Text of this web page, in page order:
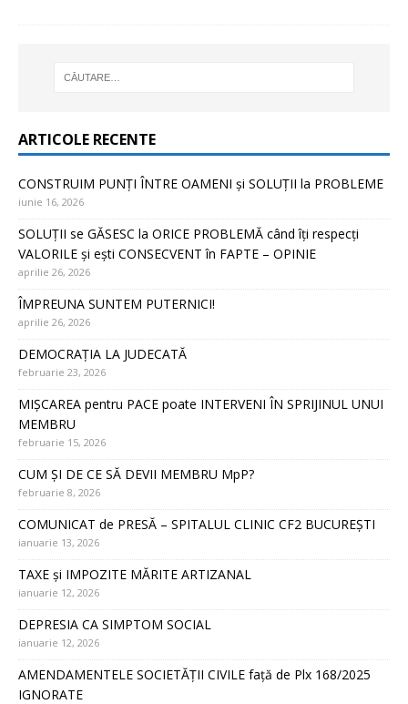
ARTICOLE RECENTE
CONSTRUIM PUNȚI ÎNTRE OAMENI și SOLUȚII la PROBLEME
iunie 16, 2026
SOLUȚII se GĂSESC la ORICE PROBLEMĂ când îți respecți
VALORILE și ești CONSECVENT în FAPTE – OPINIE
aprilie 26, 2026
ÎMPREUNA SUNTEM PUTERNICI!
aprilie 26, 2026
DEMOCRAȚIA LA JUDECATĂ
februarie 23, 2026
MIȘCAREA pentru PACE poate INTERVENI ÎN SPRIJINUL UNUI
MEMBRU
februarie 15, 2026
CUM ȘI DE CE SĂ DEVII MEMBRU MpP?
februarie 8, 2026
COMUNICAT de PRESĂ – SPITALUL CLINIC CF2 BUCUREȘTI
ianuarie 13, 2026
TAXE și IMPOZITE MĂRITE ARTIZANAL
ianuarie 12, 2026
DEPRESIA CA SIMPTOM SOCIAL
ianuarie 12, 2026
AMENDAMENTELE SOCIETĂȚII CIVILE față de Plx 168/2025
IGNORATE